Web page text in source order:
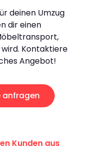
deinen Umzug
dir einen
Kontaktiere
Angebot!
anfragen
Kunden aus